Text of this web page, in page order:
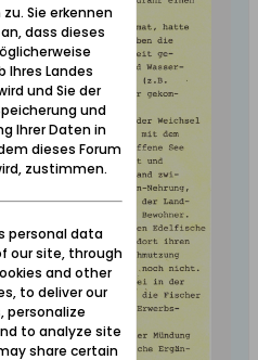
Sie erkennen
dass dieses
Ihres Landes
und Sie der
und
Ihrer Daten in
dieses Forum
zustimmen.
personal data
our site, through
and other
to deliver our
personalize
to analyze site
share certain